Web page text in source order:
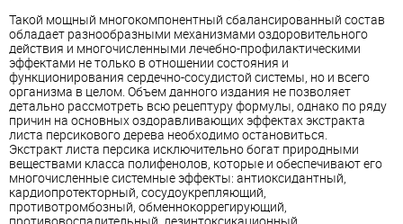
Такой мощный многокомпонентный сбалансированный состав
обладает разнообразными механизмами оздоровительного
действия и многочисленными лечебно-профилактическими
эффектами не только в отношении состояния и
функционирования сердечно-сосудистой системы, но и всего
организма в целом. Объем данного издания не позволяет
детально рассмотреть всю рецептуру формулы, однако по ряду
причин на основных оздоравливающих эффектах экстракта
листа персикового дерева необходимо остановиться.
Экстракт листа персика исключительно богат природными
веществами класса полифенолов, которые и обеспечивают его
многочисленные системные эффекты: антиоксидантный,
кардиопротекторный, сосудоукрепляющий,
противотромбозный, обменнокоррегирующий,